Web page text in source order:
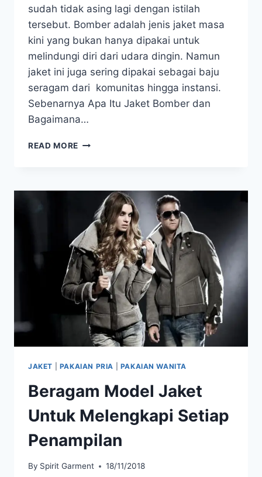
sudah tidak asing lagi dengan istilah
tersebut. Bomber adalah jenis jaket masa
kini yang bukan hanya dipakai untuk
melindungi diri dari udara dingin. Namun
jaket ini juga sering dipakai sebagai baju
seragam dari komunitas hingga instansi.
Sebenarnya Apa Itu Jaket Bomber dan
Bagaimana…
READ MORE PENGERTIAN
PERKEMBANGAN
JAKET
BOMBER
JAKET PAKAIAN PRIA PAKAIAN WANITA
Beragam Model Jaket
Untuk Melengkapi Setiap
Penampilan
By Spirit Garment 18/11/2018